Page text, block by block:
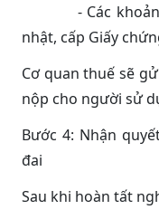
- Các khoản
nhật, cấp Giấy
Cơ quan thuế sẽ
nộp cho người sử
Bước 4: Nhận
đai
Sau khi hoàn tất